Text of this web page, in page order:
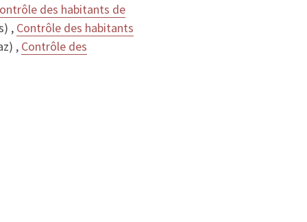
des habitants de
, Contrôle des habitants
, Contrôle des